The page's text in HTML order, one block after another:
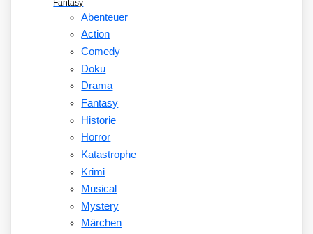
Fantasy
Abenteuer
Action
Comedy
Doku
Drama
Fantasy
Historie
Horror
Katastrophe
Krimi
Musical
Mystery
Märchen